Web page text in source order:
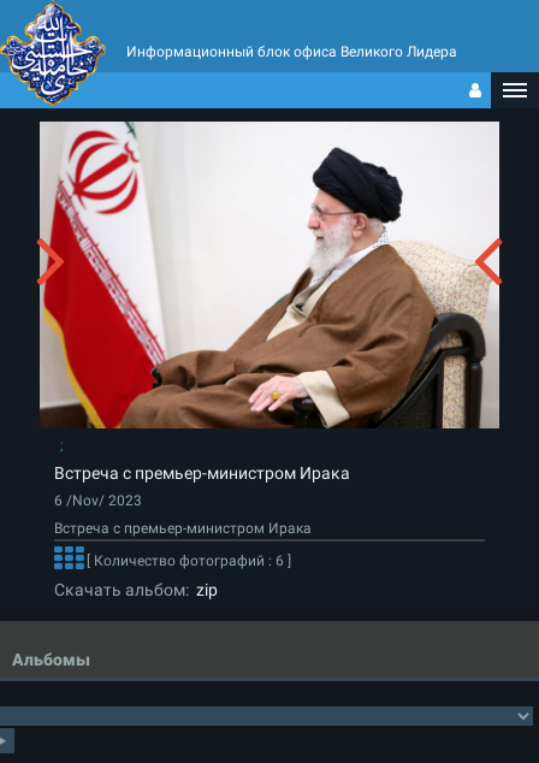
Информационный блок офиса Великого Лидера
Встреча с премьер-министром Ирака
6 /Nov/ 2023
Встреча с премьер-министром Ирака
[ Количество фотографий : 6 ]
Скачать альбом: zip
Альбомы